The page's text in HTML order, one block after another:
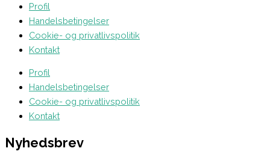
Profil
Handelsbetingelser
Cookie- og privatlivspolitik
Kontakt
Profil
Handelsbetingelser
Cookie- og privatlivspolitik
Kontakt
Nyhedsbrev